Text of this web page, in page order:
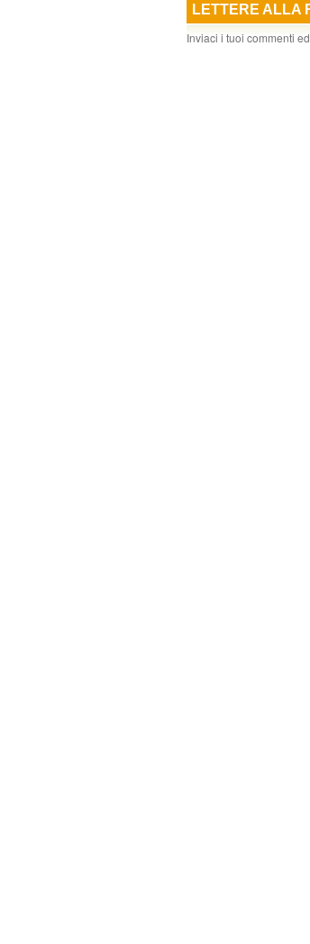
LETTERE ALLA
Inviaci i tuoi commenti